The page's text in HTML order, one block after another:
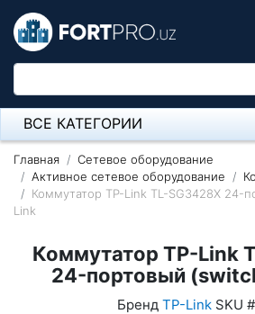
ВСЕ КАТЕГОРИИ
Микрофон
Напольные розетки
Пылесос
Главная
Сетевое оборудование
Активное сетевое оборудование
Коммутатор TP-Link TL-SG3428X 24-
Link
Коммутатор TP-Link
24-портовый
Бренд TP-Link SKU